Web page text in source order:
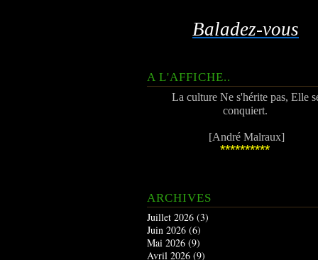
Baladez-vous
A L'AFFICHE..
La culture Ne s'hérite pas, Elle
conquiert.
[André Malraux]
**********
ARCHIVES
Juillet 2026 (3)
Juin 2026 (6)
Mai 2026 (9)
Avril 2026 (9)